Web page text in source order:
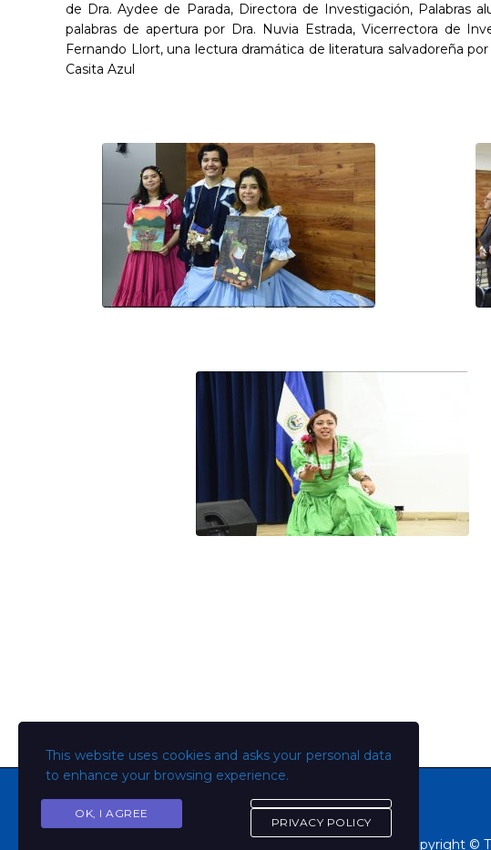
de Dra. Aydee de Parada, Directora de Investigación, Palabras
palabras de apertura por Dra. Nuvia Estrada, Vicerrectora de
Fernando Llort, una lectura dramática de literatura salvadoreña
Casita Azul
Copyright ©
This website uses cookies and asks your personal data
to enhance your browsing experience.
OK, I AGREE
PRIVACY POLICY